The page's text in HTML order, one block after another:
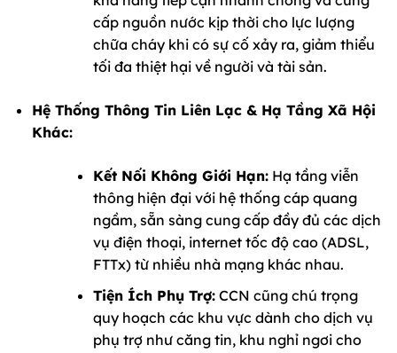
cấp nguồn nước kịp thời cho lực lượng
chữa cháy khi có sự cố xảy ra, giảm thiểu
tối đa thiệt hại về người và tài sản.
Hệ Thống Thông Tin Liên Lạc & Hạ Tầng Xã Hội
Khác:
Kết Nối Không Giới Hạn:Hạ tầng viễn
thông hiện đại với hệ thống cáp quang
ngầm, sẵn sàng cung cấp đầy đủ các dịch
vụ điện thoại, internet tốc độ cao (ADSL,
FTTx) từ nhiều nhà mạng khác nhau.
Tiện Ích Phụ Trợ:CCN cũng chú trọng
quy hoạch các khu vực dành cho dịch vụ
phụ trợ như căng tin, khu nghỉ ngơi cho